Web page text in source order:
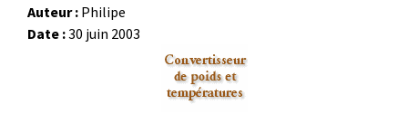
Auteur : Philipe
Date :30 juin 2003